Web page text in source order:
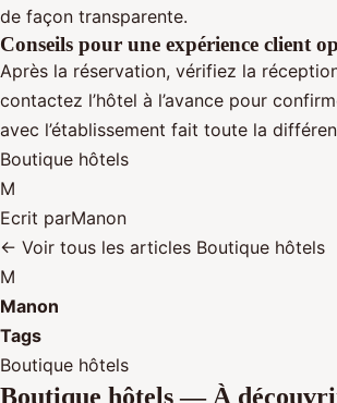
de façon transparente.
Conseils pour une expérience client
Après la réservation, vérifiez la
contactez l’hôtel à l’avance pour
avec l’établissement fait toute la
Boutique hôtels
M
Ecrit parManon
← Voir tous les articles Boutique hôtels
M
Manon
Tags
Boutique hôtels
Boutique hôtels — À